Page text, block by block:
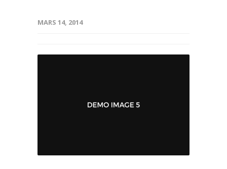
MARS 14, 2014